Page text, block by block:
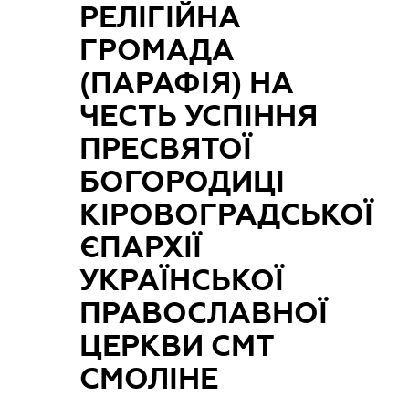
РЕЛІГІЙНА
ГРОМАДА
(ПАРАФІЯ) НА
ЧЕСТЬ УСПІННЯ
ПРЕСВЯТОЇ
БОГОРОДИЦІ
КІРОВОГРАДСЬКОЇ
ЄПАРХІЇ
УКРАЇНСЬКОЇ
ПРАВОСЛАВНОЇ
ЦЕРКВИ СМТ
СМОЛІНЕ